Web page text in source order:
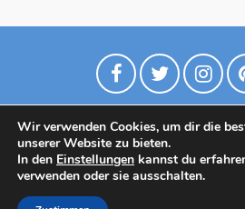
Datenschutzrichtlinie
Wir verwenden Cookies, um dir die
unserer Website zu bieten.
In den Einstellungen kannst du
verwenden oder sie ausschalten.